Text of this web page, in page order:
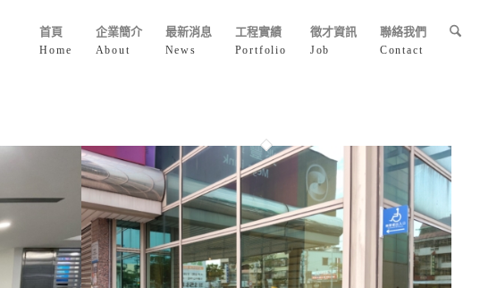
首頁
Home
企業簡介
About
最新消息
News
工程實績
Portfolio
徵才資訊
Job
聯絡我們
Contact